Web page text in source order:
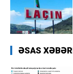
ƏSAS